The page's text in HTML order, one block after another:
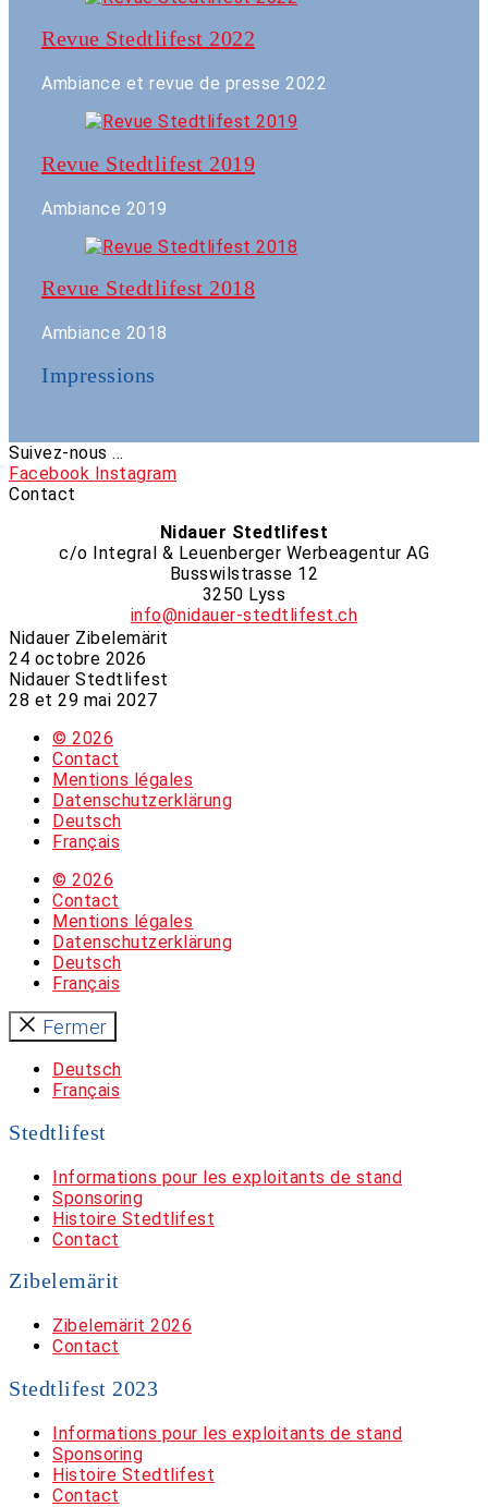
Revue Stedtlifest 2022
Ambiance et revue de presse 2022
Revue Stedtlifest 2019
Ambiance 2019
Revue Stedtlifest 2018
Ambiance 2018
Impressions
Suivez-nous ...
Facebook Instagram
Contact
Nidauer Stedtlifest
c/o Integral & Leuenberger Werbeagentur AG
Busswilstrasse 12
3250 Lyss
info@nidauer-stedtlifest.ch
Nidauer Zibelemärit​​​
24 octobre 2026
Nidauer Stedtlifest
28 et 29 mai 2027
© 2026
Contact
Mentions légales
Datenschutzerklärung
Deutsch
Français
© 2026
Contact
Mentions légales
Datenschutzerklärung
Deutsch
Français
Fermer
Deutsch
Français
Stedtlifest
Informations pour les exploitants de stand
Sponsoring
Histoire Stedtlifest
Contact
Zibelemärit
Zibelemärit 2026
Contact
Stedtlifest 2023
Informations pour les exploitants de stand
Sponsoring
Histoire Stedtlifest
Contact